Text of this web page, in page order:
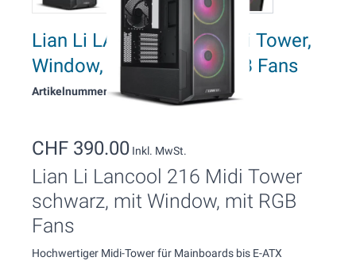
Lian Li LANCOOl 216 Midi Tower,
Window, schwarz mit RGB Fans
Artikelnummer: 2064
CHF 390.00 Inkl. MwSt.
Lian Li Lancool 216 Midi Tower
schwarz, mit Window, mit RGB
Fans
Hochwertiger Midi-Tower für Mainboards bis E-ATX